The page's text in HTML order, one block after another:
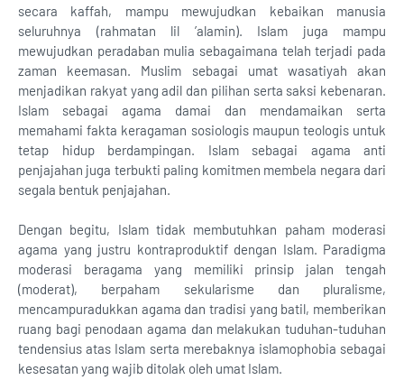
secara kaffah, mampu mewujudkan kebaikan manusia
seluruhnya (rahmatan lil ’alamin). Islam juga mampu
mewujudkan peradaban mulia sebagaimana telah terjadi pada
zaman keemasan. Muslim sebagai umat wasatiyah akan
menjadikan rakyat yang adil dan pilihan serta saksi kebenaran.
Islam sebagai agama damai dan mendamaikan serta
memahami fakta keragaman sosiologis maupun teologis untuk
tetap hidup berdampingan. Islam sebagai agama anti
penjajahan juga terbukti paling komitmen membela negara dari
segala bentuk penjajahan.
Dengan begitu, Islam tidak membutuhkan paham moderasi
agama yang justru kontraproduktif dengan Islam. Paradigma
moderasi beragama yang memiliki prinsip jalan tengah
(moderat), berpaham sekularisme dan pluralisme,
mencampuradukkan agama dan tradisi yang batil, memberikan
ruang bagi penodaan agama dan melakukan tuduhan-tuduhan
tendensius atas Islam serta merebaknya islamophobia sebagai
kesesatan yang wajib ditolak oleh umat Islam.